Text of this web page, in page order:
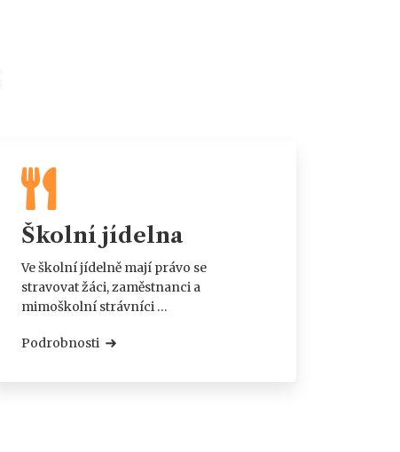
Školní jídelna
Ve školní jídelně mají právo se
stravovat žáci, zaměstnanci a
mimoškolní strávníci …
Podrobnosti